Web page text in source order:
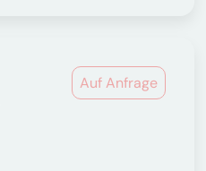
Auf Anfrage